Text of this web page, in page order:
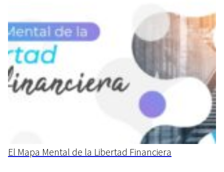
El Mapa Mental de la Libertad Financiera